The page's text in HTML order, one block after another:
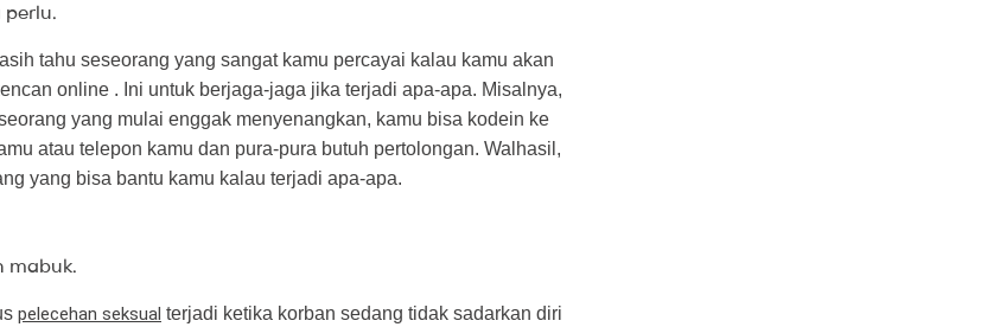
perlu.
tahu seseorang yang sangat kamu percayai kalau kamu akan
online . Ini untuk berjaga-jaga jika terjadi apa-apa. Misalnya,
yang mulai enggak menyenangkan, kamu bisa kodein ke
atau telepon kamu dan pura-pura butuh pertolongan. Walhasil,
yang bisa bantu kamu kalau terjadi apa-apa.
mabuk.
pelecehan seksual terjadi ketika korban sedang tidak sadarkan diri